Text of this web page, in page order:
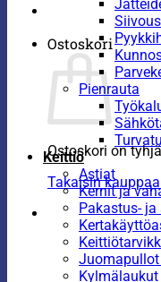
Ostoskori
Ostoskori on
Takaisin
Pienrauta
Keittiö
Astiat
Kernit ja
Pakastus-
Kylmälaukut